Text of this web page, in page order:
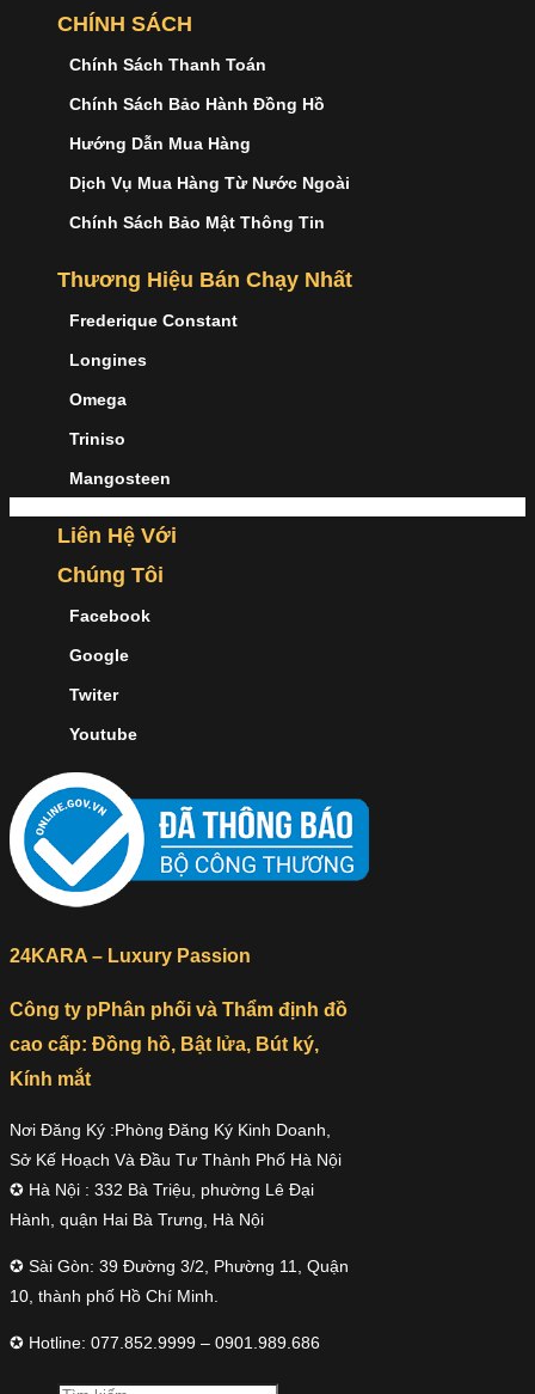
CHÍNH SÁCH
Chính Sách Thanh Toán
Chính Sách Bảo Hành Đồng Hồ
Hướng Dẫn Mua Hàng
Dịch Vụ Mua Hàng Từ Nước Ngoài
Chính Sách Bảo Mật Thông Tin
Thương Hiệu Bán Chạy Nhất
Frederique Constant
Longines
Omega
Triniso
Mangosteen
Liên Hệ Với
Chúng Tôi
Facebook
Google
Twiter
Youtube
24KARA – Luxury Passion
Công ty pPhân phối và Thẩm định đồ
cao cấp: Đồng hồ, Bật lửa, Bút ký,
Kính mắt
Nơi Đăng Ký :Phòng Đăng Ký Kinh Doanh,
Sở Kế Hoạch Và Đầu Tư Thành Phố Hà Nội
✪ Hà Nội : 332 Bà Triệu, phường Lê Đại
Hành, quận Hai Bà Trưng, Hà Nội
✪ Sài Gòn: 39 Đường 3/2, Phường 11, Quận
10, thành phố Hồ Chí Minh.
✪ Hotline: 077.852.9999 – 0901.989.686